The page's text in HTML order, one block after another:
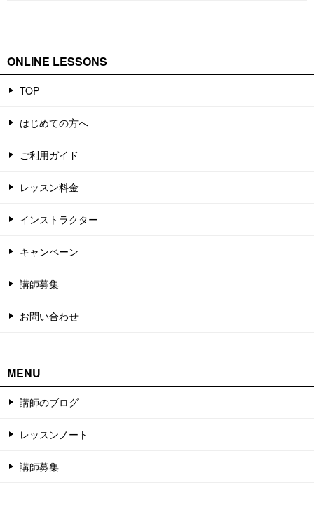
ONLINE LESSONS
TOP
はじめての方へ
ご利用ガイド
レッスン料金
インストラクター
キャンペーン
講師募集
お問い合わせ
MENU
講師のブログ
レッスンノート
講師募集